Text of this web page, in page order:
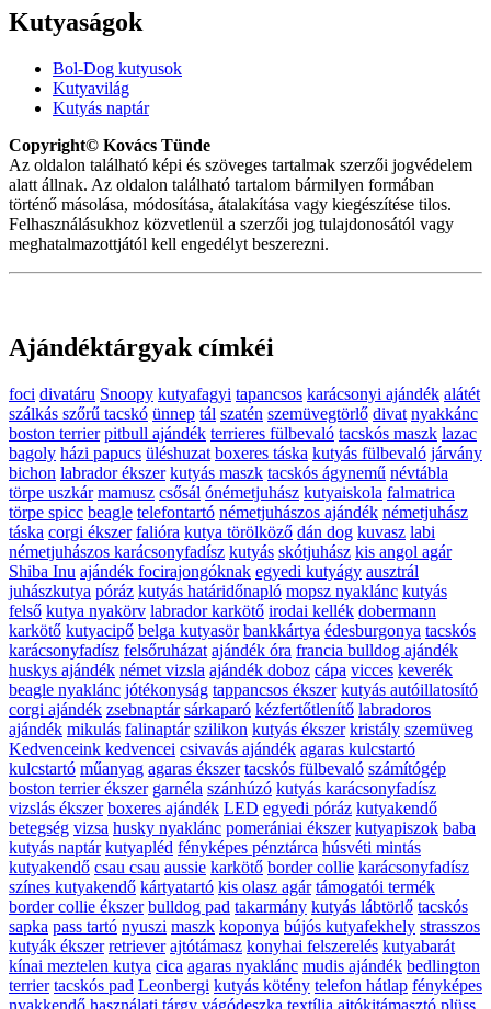
Kutyaságok
Bol-Dog kutyusok
Kutyavilág
Kutyás naptár
Copyright© Kovács Tünde
Az oldalon található képi és szöveges tartalmak szerzői jogvédelem
alatt állnak. Az oldalon található tartalom bármilyen formában
történő másolása, módosítása, átalakítása vagy kiegészítése tilos.
Felhasználásukhoz közvetlenül a szerzői jog tulajdonosától vagy
meghatalmazottjától kell engedélyt beszerezni.
Ajándéktárgyak címkéi
foci divatáru Snoopy kutyafagyi tapancsos karácsonyi ajándék alátét
szálkás szőrű tacskó ünnep tál szatén szemüvegtörlő divat nyakkánc
boston terrier pitbull ajándék terrieres fülbevaló tacskós maszk lazac
bagoly házi papucs üléshuzat boxeres táska kutyás fülbevaló járvány
bichon labrador ékszer kutyás maszk tacskós ágynemű névtábla
törpe uszkár mamusz csősál ónémetjuhász kutyaiskola falmatrica
törpe spicc beagle telefontartó németjuhászos ajándék németjuhász
táska corgi ékszer falióra kutya törölköző dán dog kuvasz labi
németjuhászos karácsonyfadísz kutyás skótjuhász kis angol agár
Shiba Inu ajándék focirajongóknak egyedi kutyágy ausztrál
juhászkutya póráz kutyás határidőnapló mopsz nyaklánc kutyás
felső kutya nyakörv labrador karkötő irodai kellék dobermann
karkötő kutyacipő belga kutyasör bankkártya édesburgonya tacskós
karácsonyfadísz felsőruházat ajándék óra francia bulldog ajándék
huskys ajándék német vizsla ajándék doboz cápa vicces keverék
beagle nyaklánc jótékonyság tappancsos ékszer kutyás autóillatosító
corgi ajándék zsebnaptár sárkaparó kézfertőtlenítő labradoros
ajándék mikulás falinaptár szilikon kutyás ékszer kristály szemüveg
Kedvenceink kedvencei csivavás ajándék agaras kulcstartó
kulcstartó műanyag agaras ékszer tacskós fülbevaló számítógép
boston terrier ékszer garnéla szánhúzó kutyás karácsonyfadísz
vizslás ékszer boxeres ajándék LED egyedi póráz kutyakendő
betegség vizsa husky nyaklánc pomerániai ékszer kutyapiszok baba
kutyás naptár kutyapléd fényképes pénztárca húsvéti mintás
kutyakendő csau csau aussie karkötő border collie karácsonyfadísz
színes kutyakendő kártyatartó kis olasz agár támogatói termék
border collie ékszer bulldog pad takarmány kutyás lábtörlő tacskós
sapka pass tartó nyuszi maszk koponya bújós kutyafekhely strasszos
kutyák ékszer retriever ajtótámasz konyhai felszerelés kutyabarát
kínai meztelen kutya cica agaras nyaklánc mudis ajándék bedlington
terrier tacskós pad Leonbergi kutyás kötény telefon hátlap fényképes
nyakkendő használati tárgy vágódeszka textília ajtókitámasztó plüss